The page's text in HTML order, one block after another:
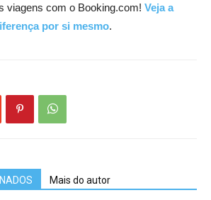
viagens com o Booking.com! Veja a
por si mesmo.
Mais do autor